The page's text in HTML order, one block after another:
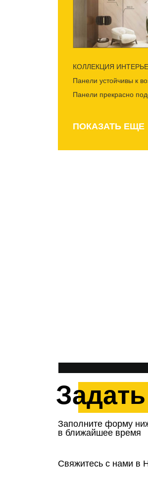
КОЛЛЕКЦИЯ
Панели устойчивы к
Панели прекрасно
ПОКАЗАТЬ ЕЩЕ
Заполните форму
в ближайшее время
Свяжитесь с нами в